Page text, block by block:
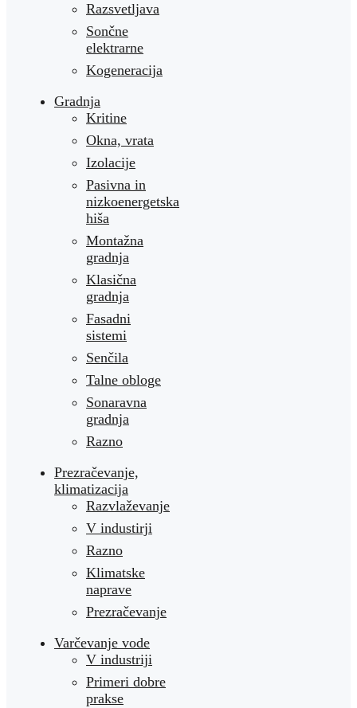
Razsvetljava
Sončne
elektrarne
Kogeneracija
Gradnja
Kritine
Okna, vrata
Izolacije
Pasivna in
nizkoenergetska
hiša
Montažna
gradnja
Klasična
gradnja
Fasadni
sistemi
Senčila
Talne obloge
Sonaravna
gradnja
Razno
Prezračevanje,
klimatizacija
Razvlaževanje
V industirji
Razno
Klimatske
naprave
Prezračevanje
Varčevanje vode
V industriji
Primeri dobre
prakse